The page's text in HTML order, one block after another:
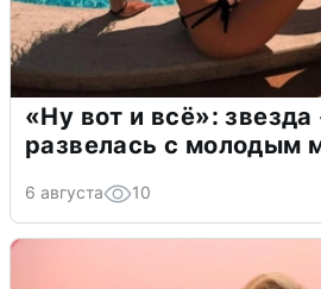
«Ну вот и всё»:
развелась с молодым
6 августа 10